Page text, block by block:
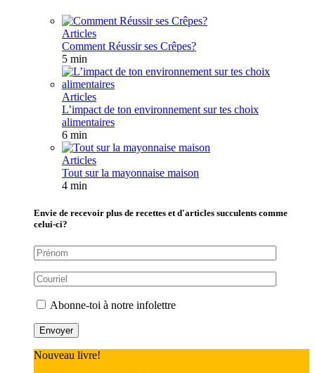
Articles
Comment Réussir ses Crêpes?
5 min
Articles
L’impact de ton environnement sur tes choix
alimentaires
6 min
Articles
Tout sur la mayonnaise maison
4 min
Envie de recevoir plus de recettes et d'articles succulents comme
celui-ci?
Abonne-toi à notre infolettre
Nouveau livre!